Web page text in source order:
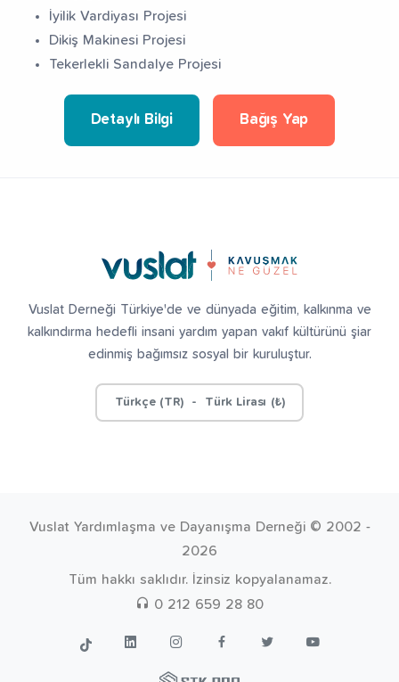
İyilik Vardiyası Projesi
Dikiş Makinesi Projesi
Tekerlekli Sandalye Projesi
Detaylı Bilgi Bağış Yap
Vuslat Derneği Türkiye'de ve dünyada eğitim, kalkınma ve
kalkındırma hedefli insani yardım yapan vakıf kültürünü şiar
edinmiş bağımsız sosyal bir kuruluştur.
Türkçe (TR) - Türk Lirası (₺)
Vuslat Yardımlaşma ve Dayanışma Derneği © 2002 -
2026
Tüm hakkı saklıdır. İzinsiz kopyalanamaz.
0 212 659 28 80